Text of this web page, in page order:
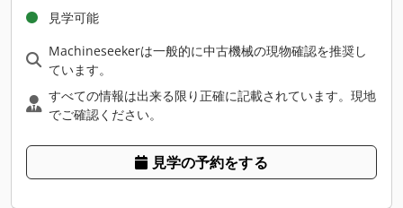
見学可能
Machineseekerは一般的に中古機械の現物確認を推奨し
ています。
すべての情報は出来る限り正確に記載されています。現地
でご確認ください。
見学の予約をする